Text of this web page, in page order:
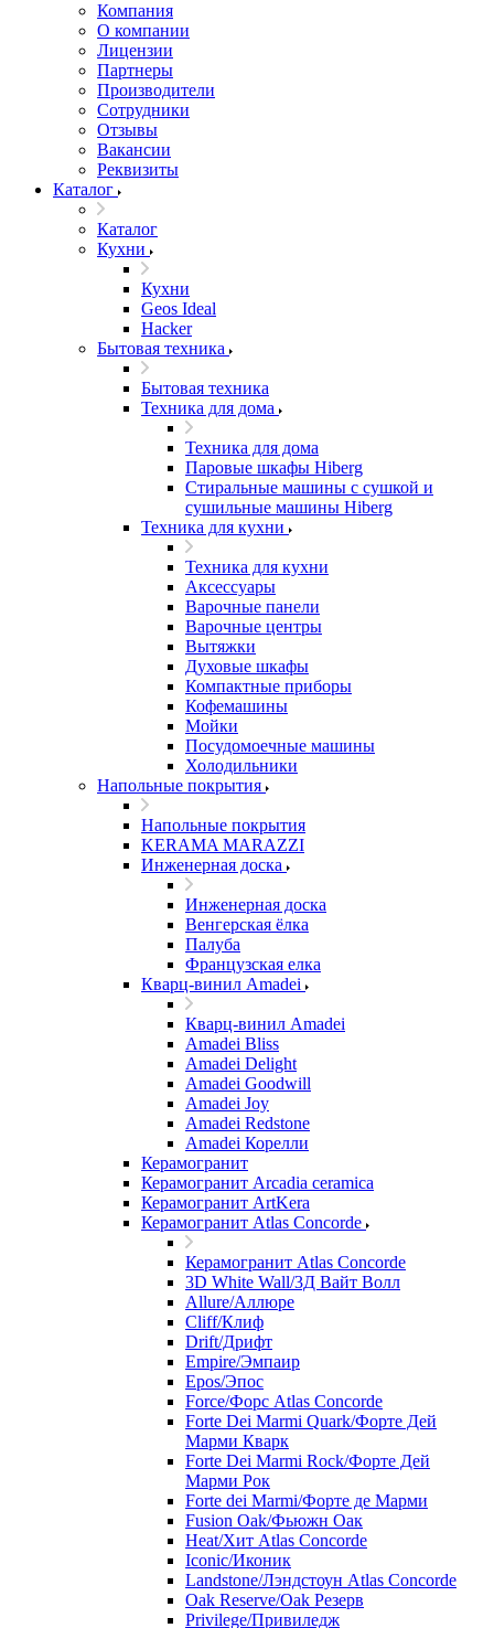
Компания
О компании
Лицензии
Партнеры
Производители
Сотрудники
Отзывы
Вакансии
Реквизиты
Каталог
Каталог
Кухни
Кухни
Geos Ideal
Hacker
Бытовая техника
Бытовая техника
Техника для дома
Техника для дома
Паровые шкафы Hiberg
Стиральные машины с сушкой и
сушильные машины Hiberg
Техника для кухни
Техника для кухни
Аксессуары
Варочные панели
Варочные центры
Вытяжки
Духовые шкафы
Компактные приборы
Кофемашины
Мойки
Посудомоечные машины
Холодильники
Напольные покрытия
Напольные покрытия
KERAMA MARAZZI
Инженерная доска
Инженерная доска
Венгерская ёлка
Палуба
Французская елка
Кварц-винил Amadei
Кварц-винил Amadei
Amadei Bliss
Amadei Delight
Amadei Goodwill
Amadei Joy
Amadei Redstone
Amadei Корелли
Керамогранит
Керамогранит Arcadia ceramica
Керамогранит ArtKera
Керамогранит Atlas Concorde
Керамогранит Atlas Concorde
3D White Wall/3Д Вайт Волл
Allure/Аллюрe
Cliff/Клиф
Drift/Дрифт
Empire/Эмпаир
Epos/Эпос
Force/Фoрс Atlas Concorde
Forte Dei Marmi Quark/Форте Дей
Марми Кварк
Forte Dei Marmi Rock/Форте Дей
Марми Рок
Forte dei Marmi/Форте де Марми
Fusion Oak/Фьюжн Оак
Heat/Xит Atlas Concorde
Iconic/Иконик
Landstone/Лэндстоун Atlas Concorde
Oak Reserve/Оak Резepв
Privilege/Привиледж